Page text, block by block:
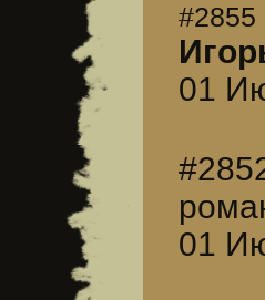
#2855
01
01